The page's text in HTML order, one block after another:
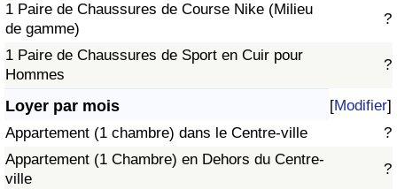
1 Paire de Chaussures de Course Nike (Milieu
de gamme)
?
1 Paire de Chaussures de Sport en Cuir pour
Hommes
?
Loyer par mois [Modifier]
Appartement (1 chambre) dans le Centre-ville
?
Appartement (1 Chambre) en Dehors du Centre-
ville
?